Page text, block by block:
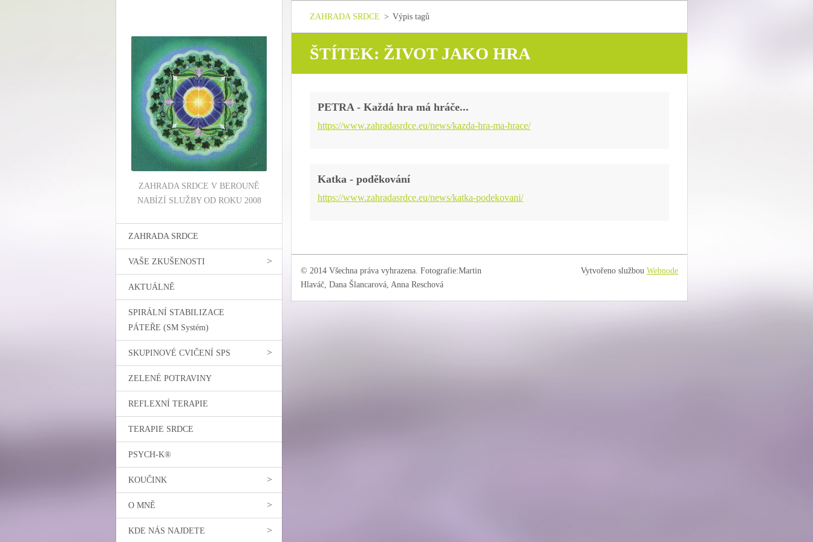
ZAHRADA SRDCE V BEROUNĚ
NABÍZÍ SLUŽBY OD ROKU 2008
ZAHRADA SRDCE
VAŠE ZKUŠENOSTI
AKTUÁLNĚ
SPIRÁLNÍ STABILIZACE
PÁTEŘE (SM Systém)
SKUPINOVÉ CVIČENÍ SPS
ZELENÉ POTRAVINY
REFLEXNÍ TERAPIE
TERAPIE SRDCE
PSYCH-K®
KOUČINK
O MNĚ
KDE NÁS NAJDETE
ZAHRADA SRDCE > Výpis tagů
ŠTÍTEK: ŽIVOT JAKO HRA
PETRA - Každá hra má hráče...
https://www.zahradasrdce.eu/news/kazda-hra-ma-hrace/
Katka - poděkování
https://www.zahradasrdce.eu/news/katka-podekovani/
© 2014 Všechna práva vyhrazena. Fotografie:Martin
Hlaváč, Dana Šlancarová, Anna Reschová
Vytvořeno službouWebnode